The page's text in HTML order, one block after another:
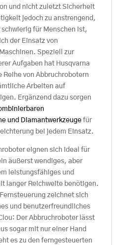
und nicht zuletzt Sicherheit
jedoch zu anstrengend,
für Menschen ist,
der Einsatz von
Speziell zur
Aufgaben hat Husqvarna
Reihe von Abbruchrobotern
Arbeiten auf
Ergänzend dazu sorgen
und Diamantwerkzeugefür
bei jedem Einsatz.
eignen sich ideal für
äußerst wendiges, aber
leistungsfähiges und
langer Reichweite benötigen.
zeichnet sich
und benutzerfreundliches
Der Abbruchroboter lässt
sogar mit nur einer Hand
es zu den ferngesteuerten